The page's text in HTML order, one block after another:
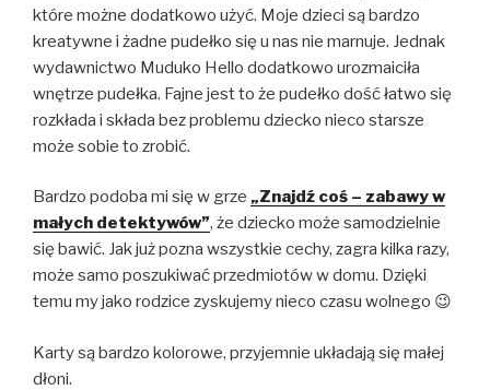
które możne dodatkowo użyć. Moje dzieci są bardzo
kreatywne i żadne pudełko się u nas nie marnuje. Jednak
wydawnictwo Muduko Hello dodatkowo urozmaiciła
wnętrze pudełka. Fajne jest to że pudełko dość łatwo się
rozkłada i składa bez problemu dziecko nieco starsze
może sobie to zrobić.
Bardzo podoba mi się w grze „Znajdź coś – zabawy w
małych detektywów”, że dziecko może samodzielnie
się bawić. Jak już pozna wszystkie cechy, zagra kilka razy,
może samo poszukiwać przedmiotów w domu. Dzięki
temu my jako rodzice zyskujemy nieco czasu wolnego 😉
Karty są bardzo kolorowe, przyjemnie układają się małej
dłoni.